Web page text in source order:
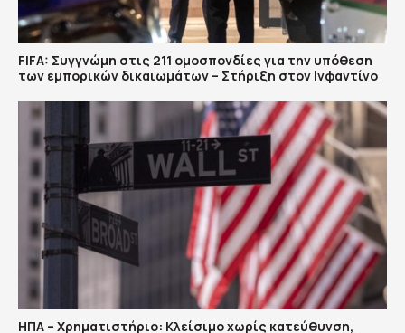
FIFA: Συγγνώμη στις 211 ομοσπονδίες για την υπόθεση
των εμπορικών δικαιωμάτων – Στήριξη στον Ινφαντίνο
ΗΠΑ – Χρηματιστήριο: Κλείσιμο χωρίς κατεύθυνση,